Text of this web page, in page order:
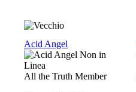
Acid Angel
All the Truth Member